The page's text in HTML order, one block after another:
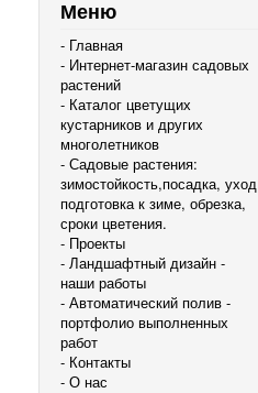
Меню
- Главная
- Интернет-магазин садовых
растений
- Каталог цветущих
кустарников и других
многолетников
- Садовые растения:
зимостойкость,посадка, уход
подготовка к зиме, обрезка,
сроки цветения.
- Проекты
- Ландшафтный дизайн -
наши работы
- Автоматический полив -
портфолио выполненных
работ
- Контакты
- О нас